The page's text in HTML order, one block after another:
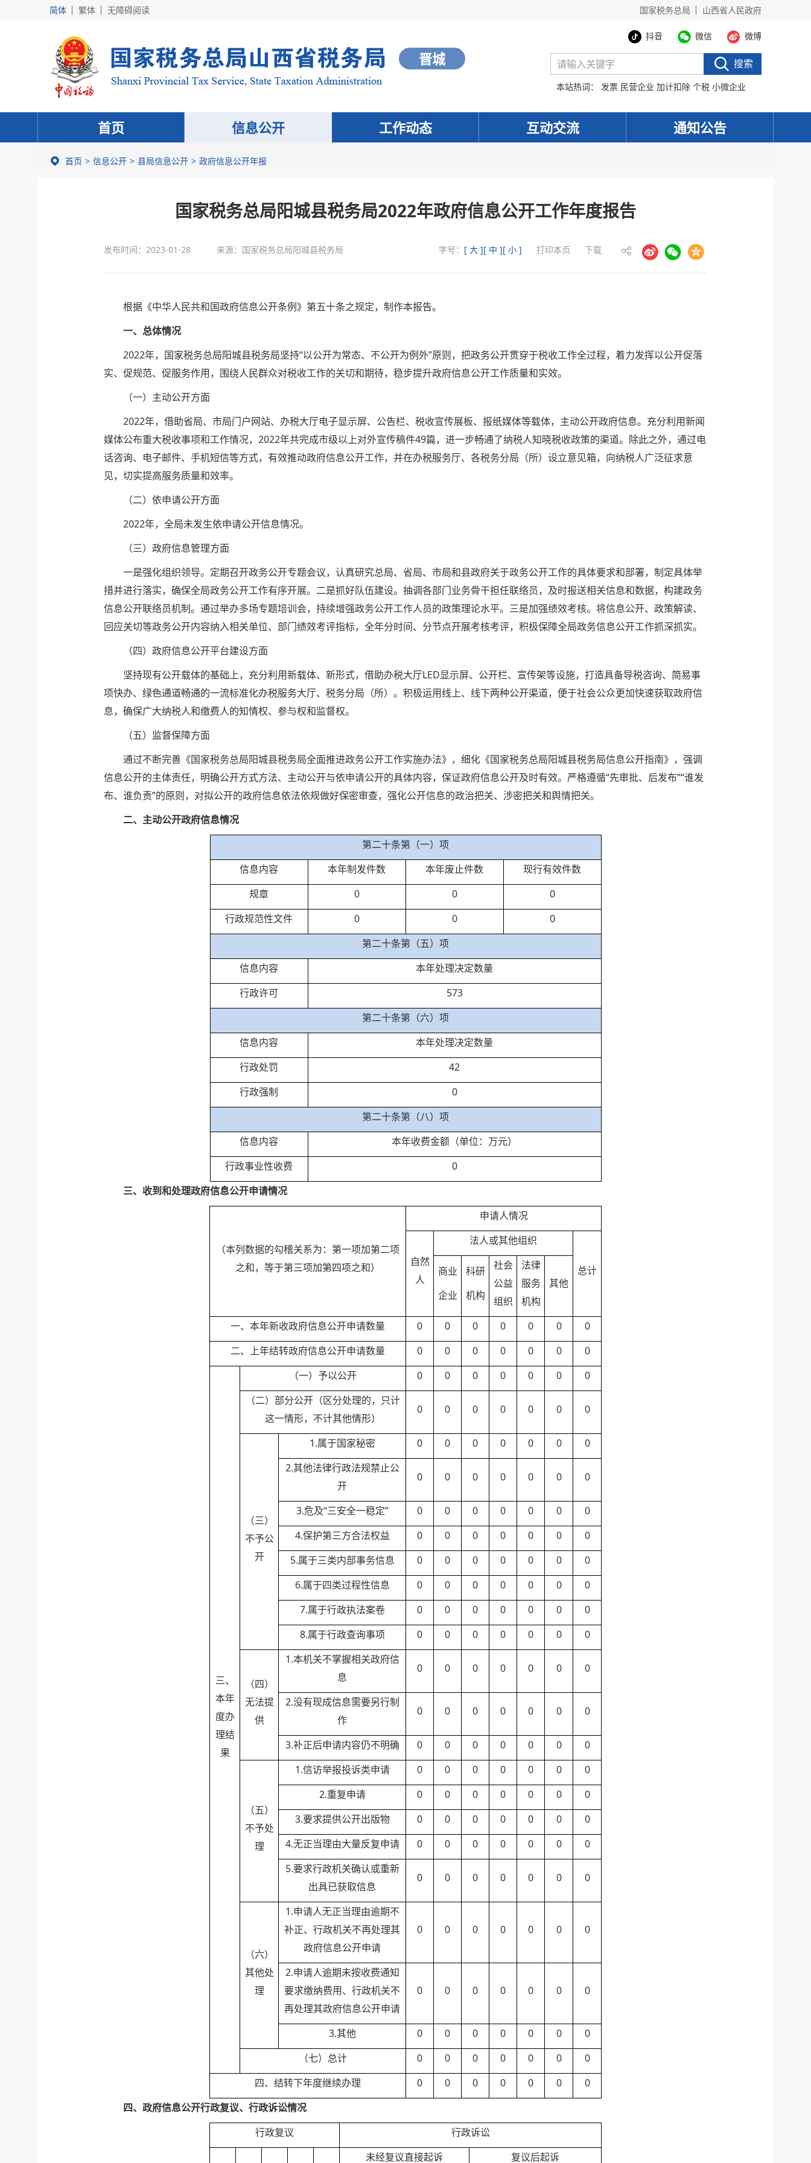
简体 繁体 无障碍阅读 国家税务总局 山西省人民政府
晋城
抖音 微信 微博
搜索
本站热词： 发票 民营企业 加计扣除 个税 小微企业
首页 信息公开 工作动态 互动交流 通知公告
首页 信息公开 县局信息公开 政府信息公开年报
国家税务总局阳城县税务局2022年政府信息公开工作年度报告
发布时间：2023-01-28 来源：国家税务总局阳城县税务局 字号： [ 大 ][ 中 ][ 小 ] 打印本页 下载
根据《中华人民共和国政府信息公开条例》第五十条之规定，制作本报告。
一、总体情况
2022年，国家税务总局阳城县税务局坚持“以公开为常态、不公开为例外”原则，把政务公开贯穿于税收工作全过程，着力发挥以公开促落
实、促规范、促服务作用，围绕人民群众对税收工作的关切和期待，稳步提升政府信息公开工作质量和实效。
（一）主动公开方面
2022年，借助省局、市局门户网站、办税大厅电子显示屏、公告栏、税收宣传展板、报纸媒体等载体，主动公开政府信息。充分利用新闻
媒体公布重大税收事项和工作情况，2022年共完成市级以上对外宣传稿件49篇，进一步畅通了纳税人知晓税收政策的渠道。除此之外，通过电
话咨询、电子邮件、手机短信等方式，有效推动政府信息公开工作，并在办税服务厅、各税务分局（所）设立意见箱，向纳税人广泛征求意
见，切实提高服务质量和效率。
（二）依申请公开方面
2022年，全局未发生依申请公开信息情况。
（三）政府信息管理方面
一是强化组织领导。定期召开政务公开专题会议，认真研究总局、省局、市局和县政府关于政务公开工作的具体要求和部署，制定具体举
措并进行落实，确保全局政务公开工作有序开展。二是抓好队伍建设。抽调各部门业务骨干担任联络员，及时报送相关信息和数据，构建政务
信息公开联络员机制。通过举办多场专题培训会，持续增强政务公开工作人员的政策理论水平。三是加强绩效考核。将信息公开、政策解读、
回应关切等政务公开内容纳入相关单位、部门绩效考评指标，全年分时间、分节点开展考核考评，积极保障全局政务信息公开工作抓深抓实。
（四）政府信息公开平台建设方面
坚持现有公开载体的基础上，充分利用新载体、新形式，借助办税大厅LED显示屏、公开栏、宣传架等设施，打造具备导税咨询、简易事
项快办、绿色通道畅通的一流标准化办税服务大厅、税务分局（所）。积极运用线上、线下两种公开渠道，便于社会公众更加快速获取政府信
息，确保广大纳税人和缴费人的知情权、参与权和监督权。
（五）监督保障方面
通过不断完善《国家税务总局阳城县税务局全面推进政务公开工作实施办法》，细化《国家税务总局阳城县税务局信息公开指南》，强调
信息公开的主体责任，明确公开方式方法、主动公开与依申请公开的具体内容，保证政府信息公开及时有效。严格遵循“先审批、后发布”“谁发
布、谁负责”的原则，对拟公开的政府信息依法依规做好保密审查，强化公开信息的政治把关、涉密把关和舆情把关。
二、主动公开政府信息情况
第二十条第（一）项
信息内容
本年制发件数 本年废止件数
现行有效件数
规章
0 0
0
行政规范性文件
0 0
0
第二十条第（五）项
信息内容
本年处理决定数量
行政许可
573
第二十条第（六）项
信息内容
本年处理决定数量
行政处罚
42
行政强制
0
第二十条第（八）项
信息内容
本年收费金额（单位：万元）
行政事业性收费
0
三、收到和处理政府信息公开申请情况
（本列数据的勾稽关系为：第一项加第二项
之和，等于第三项加第四项之和）
申请人情况
自然
人
法人或其他组织
总计
商业
企业
科研
机构
社会
公益
组织
法律
服务
机构
其他
一、本年新收政府信息公开申请数量 0 0 0 0 0 0
0
二、上年结转政府信息公开申请数量
0 0 0 0 0 0 0
三、
本年
度办
理结
果
（一）予以公开 0 0 0 0 0 0
0
（二）部分公开（区分处理的，只计
这一情形，不计其他情形）
0 0 0 0 0 0 0
（三）
不予公
开
1.属于国家秘密 0 0 0 0 0 0
0
2.其他法律行政法规禁止公
开
0 0 0 0 0 0 0
3.危及“三安全一稳定” 0 0 0 0 0 0
0
4.保护第三方合法权益
0 0 0 0 0 0
0
5.属于三类内部事务信息
0 0 0 0 0 0
0
6.属于四类过程性信息
0 0 0 0 0 0
0
7.属于行政执法案卷
0 0 0 0 0 0
0
8.属于行政查询事项
0 0 0 0 0 0 0
（四）
无法提
供
1.本机关不掌握相关政府信
息
0 0 0 0 0 0 0
2.没有现成信息需要另行制
作
0 0 0 0 0 0 0
3.补正后申请内容仍不明确 0 0 0 0 0 0 0
（五）
不予处
理
1.信访举报投诉类申请 0 0 0 0 0 0
0
2.重复申请
0 0 0 0 0 0
0
3.要求提供公开出版物
0 0 0 0 0 0
0
4.无正当理由大量反复申请
0 0 0 0 0 0
0
5.要求行政机关确认或重新
出具已获取信息
0 0 0 0 0 0 0
（六）
其他处
理
1.申请人无正当理由逾期不
补正、行政机关不再处理其
政府信息公开申请
0 0 0 0 0 0 0
2.申请人逾期未按收费通知
要求缴纳费用、行政机关不
再处理其政府信息公开申请
0 0 0 0 0 0 0
3.其他 0 0 0 0 0 0
0
（七）总计
0 0 0 0 0 0
0
四、结转下年度继续办理
0 0 0 0 0 0
0
四、政府信息公开行政复议、行政诉讼情况
行政复议
行政诉讼
未经复议直接起诉 复议后起诉